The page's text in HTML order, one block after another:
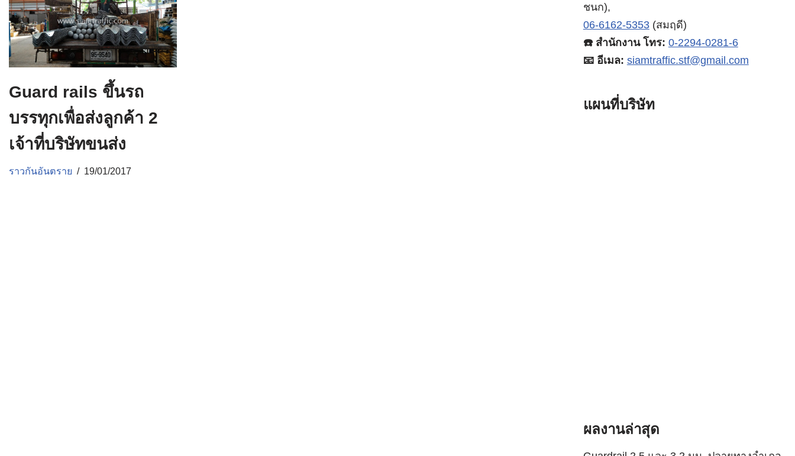
Guard rails ขึ้นรถ
บรรทุกเพื่อส่งลูกค้า 2
เจ้าที่บริษัทขนส่ง
ราวกันอันตราย 19/01/2017
ชนก),
06-6162-5353(สมฤดี)
☎️ สำนักงาน โทร: 0-2294-0281-6
📧 อีเมล: siamtraffic.stf@gmail.com
แผนที่บริษัท
ผลงานล่าสุด